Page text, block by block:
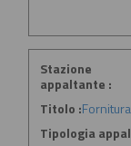
Stazione
appaltante :
Titolo :
Tipologia